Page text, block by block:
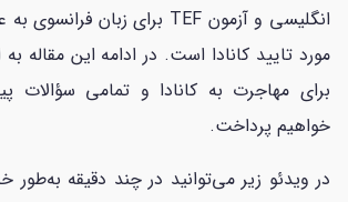
مورد تایید کانادا است. در ادامه این مقاله
برای مهاجرت به کانادا و تمامی سؤالات
خواهیم پرداخت.
در ویدئو زیر می‌توانید در چند دقیقه